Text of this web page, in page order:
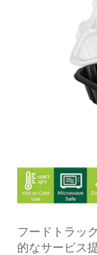
フードトラッ
的なサービス